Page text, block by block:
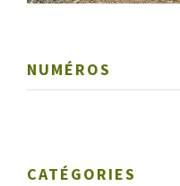
NUMÉROS
CATÉGORIES